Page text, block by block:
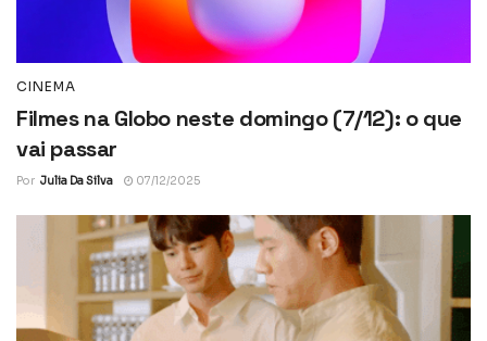
CINEMA
Filmes na Globo neste domingo (7/12): o que
vai passar
Por Julia Da Silva 07/12/2025